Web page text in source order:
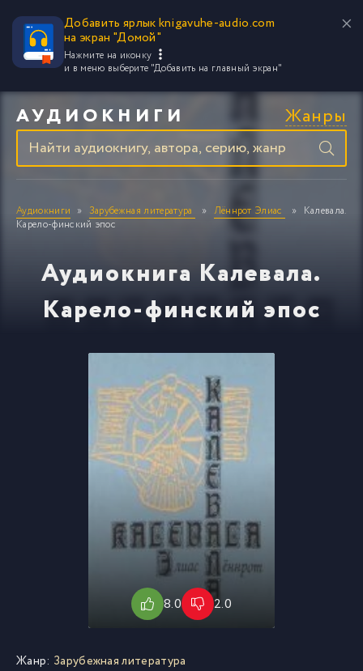
Добавить ярлык knigavuhe-audio.com
на экран "Домой"
Нажмите на иконку
и в меню выберите "Добавить на главный экран"
АУДИОКНИГИ Жанры
Аудиокниги Зарубежная литература Лённрот Элиас
Калевала.
Карело-финский эпос
Аудиокнига Калевала.
Карело-финский эпос
8.0 2.0
Жанр: Зарубежная литература